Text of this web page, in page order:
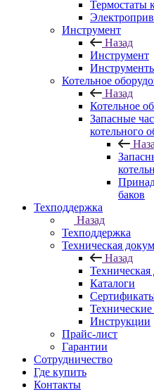
Термостаты
Инструмент
Назад
Инструмент
Котельное
Назад
Котельное
Запасные
котельного
баков
Техподдержка
Назад
Техподдержка
Техническая
Назад
Каталоги
Технические
Инструкции
Прайс-лист
Гарантии
Сотрудничество
Где купить
Контакты